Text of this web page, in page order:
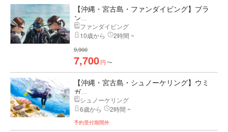
【沖縄・宮古島・ファンダイビング】ブラ
ン...
ファンダイビング
10歳から
2時間 ~
9,900
7,700円 〜
【沖縄・宮古島・シュノーケリング】ウミ
ガ...
シュノーケリング
6歳から
2時間 ~
予約受付期間外